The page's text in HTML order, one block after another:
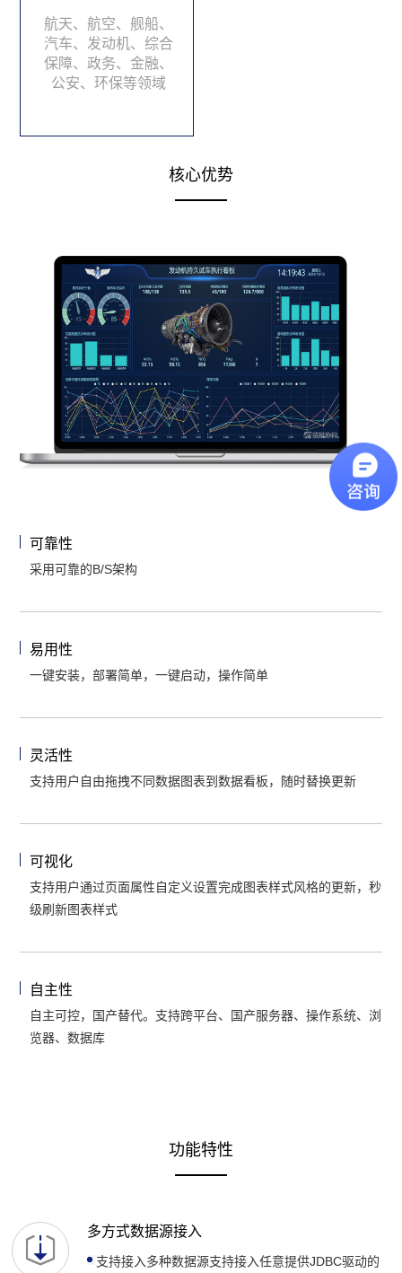
航天、航空、舰船、
汽车、发动机、综合
保障、政务、金融、
公安、环保等领域
核心优势
可靠性
采用可靠的B/S架构
易用性
一键安装，部署简单，一键启动，操作简单
灵活性
支持用户自由拖拽不同数据图表到数据看板，随时替换更新
可视化
支持用户通过页面属性自定义设置完成图表样式风格的更新，秒
级刷新图表样式
自主性
自主可控，国产替代。支持跨平台、国产服务器、操作系统、浏
览器、数据库
功能特性
多方式数据源接入
支持接入多种数据源支持接入任意提供JDBC驱动的